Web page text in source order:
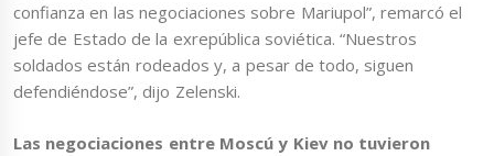
confianza en las negociaciones sobre Mariupol”, remarcó el
jefe de Estado de la exrepública soviética. “Nuestros
soldados están rodeados y, a pesar de todo, siguen
defendiéndose”, dijo Zelenski.
Las negociaciones entre Moscú y Kiev no tuvieron